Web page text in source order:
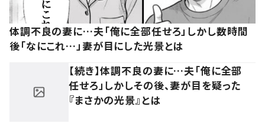
体調不良の妻に…夫「俺に全部任せろ」しかし数時間
後「なにこれ…」妻が目にした光景とは
【続き】体調不良の妻に…夫「俺に全部
任せろ」しかしその後、妻が目を疑った
『まさかの光景』とは